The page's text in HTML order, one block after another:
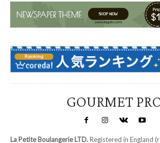
GOURMET
La Petite Boulangerie LTD.Registered in England